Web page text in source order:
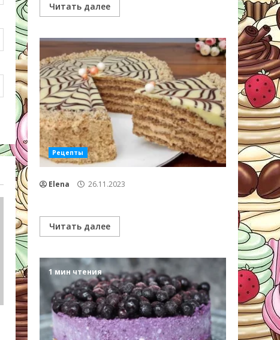
Читать далее
Рецепты
Elena 26.11.2023
Читать далее
1 мин чтения